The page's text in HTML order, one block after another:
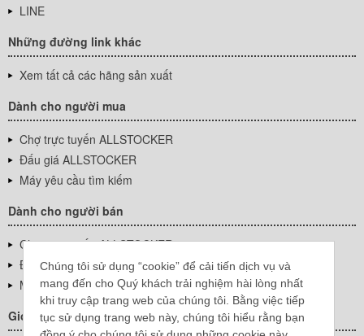
Chúng tôi sử dụng “cookie” để cải tiến dịch vụ và
mang đến cho Quý khách trải nghiệm hài lòng nhất
khi truy cập trang web của chúng tôi. Bằng việc tiếp
tục sử dụng trang web này, chúng tôi hiểu rằng bạn
LINE
Những đường link khác
Xem tất cả các hãng sản xuất
Dành cho người mua
Chợ trực tuyến ALLSTOCKER
Đấu giá ALLSTOCKER
Máy yêu cầu tìm kiếm
Dành cho người bán
Chợ trực tuyến ALLSTOCKER
Đấu giá ALLSTOCKER
Máy yêu cầu tìm kiếm
Giới thiệu công ty